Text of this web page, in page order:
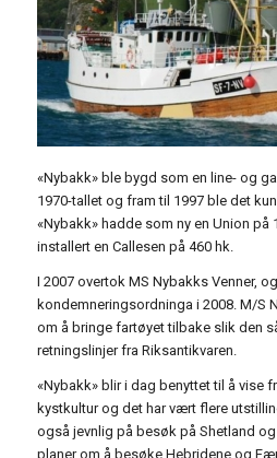
«Nybakk» ble bygd som en line- og
1970-tallet og fram til 1997 ble det
«Nybakk» hadde som ny en Union på
installert en Callesen på 460 hk.
I 2007 overtok MS Nybakks Venner,
kondemneringsordninga i 2008. M/S
om å bringe fartøyet tilbake slik den
retningslinjer fra Riksantikvaren.
«Nybakk» blir i dag benyttet til å vise
kystkultur og det har vært flere
også jevnlig på besøk på Shetland
planer om å besøke Hebridene og